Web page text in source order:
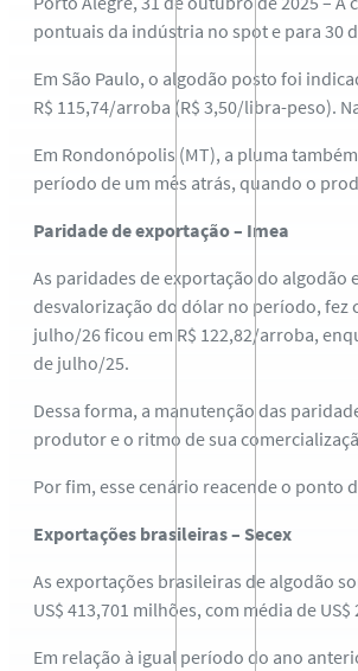
pontuais da indústria no spot e para 30
Em São Paulo, o algodão posto foi
R$ 115,74/arroba (R$ 3,50/libra-peso).
Em Rondonópolis (MT), a pluma
período de um mês atrás, quando o
Paridade de exportação – Imea
As paridades de exportação do algodão
desvalorização do dólar no período, fez
julho/26 ficou em R$ 122,82/arroba,
de julho/25.
Dessa forma, a manutenção das
produtor e o ritmo de sua
Por fim, esse cenário reacende o ponto
Exportações brasileiras – Secex
As exportações brasileiras de algodão
US$ 413,701 milhões, com média de
Em relação à igual período do ano